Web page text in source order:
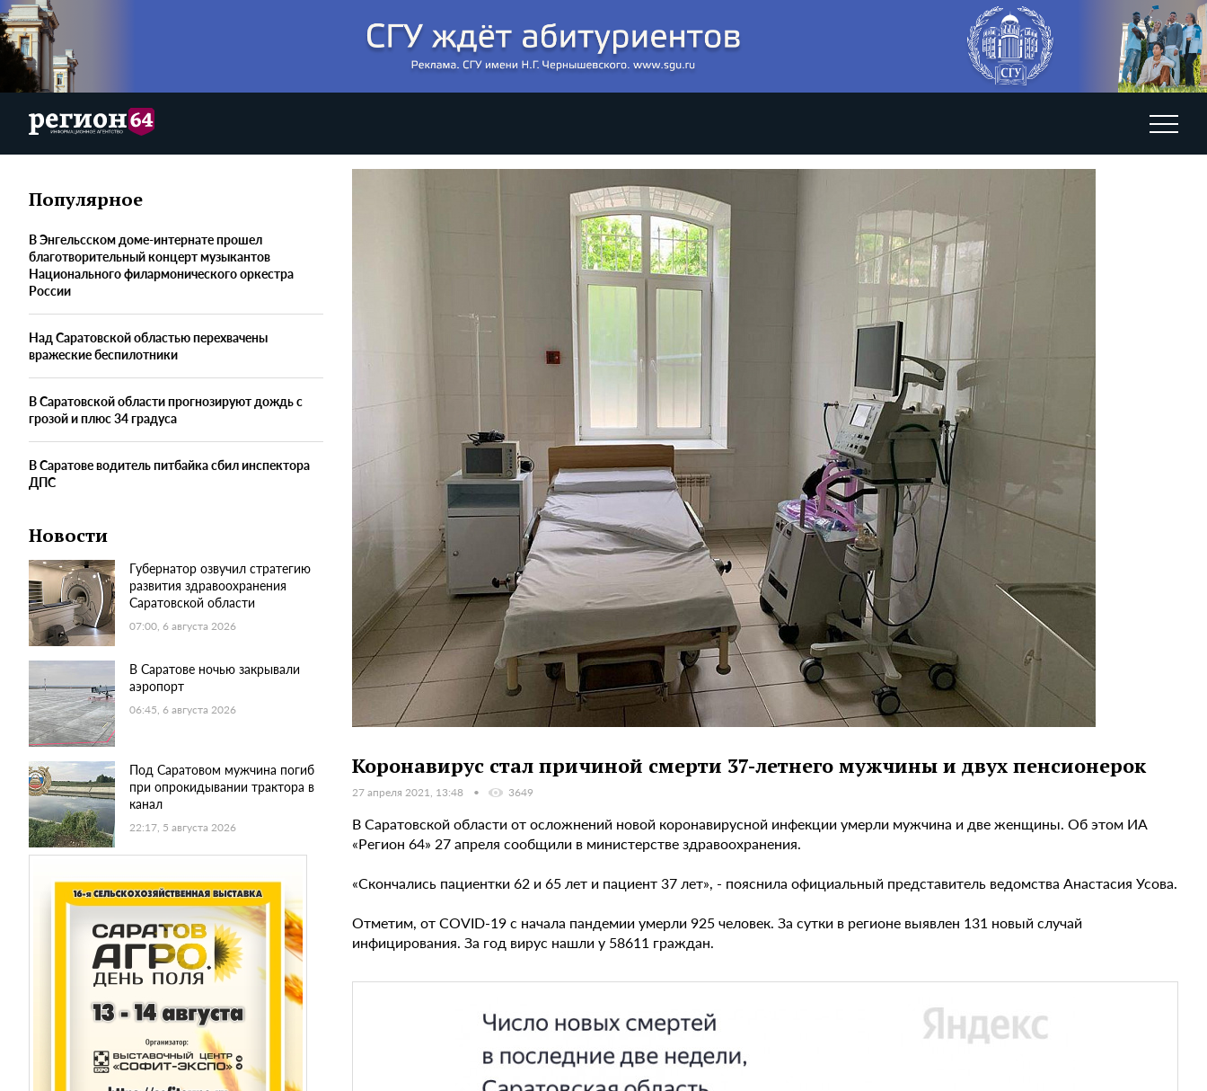
Популярное
В Энгельсском доме-интернате прошел
благотворительный концерт музыкантов
Национального филармонического оркестра
России
Над Саратовской областью перехвачены
вражеские беспилотники
В Саратовской области прогнозируют дождь с
грозой и плюс 34 градуса
В Саратове водитель питбайка сбил инспектора
ДПС
Новости
Губернатор озвучил стратегию
развития здравоохранения
Саратовской области
07:00, 6 августа 2026
В Саратове ночью закрывали
аэропорт
06:45, 6 августа 2026
Под Саратовом мужчина погиб
при опрокидывании трактора в
канал
22:17, 5 августа 2026
Коронавирус стал причиной смерти 37-летнего мужчины и двух пенсионерок
27 апреля 2021, 13:48 3649
В Саратовской области от осложнений новой коронавирусной инфекции умерли мужчина и две женщины. Об этом ИА
«Регион 64» 27 апреля сообщили в министерстве здравоохранения.
«Скончались пациентки 62 и 65 лет и пациент 37 лет», - пояснила официальный представитель ведомства Анастасия Усова.
Отметим, от COVID-19 с начала пандемии умерли 925 человек. За сутки в регионе выявлен 131 новый случай
инфицирования. За год вирус нашли у 58611 граждан.